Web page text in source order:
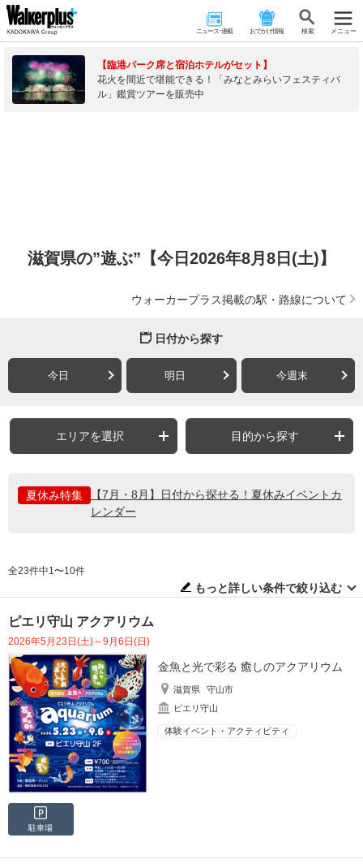
ニュース･連載 おでかけ情報 検 索 メニュー
【臨港パーク席と宿泊ホテルがセット】
花火を間近で堪能できる！「みなとみらいフェスティバ
ル」鑑賞ツアーを販売中
滋賀県の”遊ぶ”【今日2026年8月8日(土)】
ウォーカープラス掲載の駅・路線について
日付から探す
今日 明日 今週末
エリアを選択 目的から探す
夏休み特集
【7月・8月】日付から探せる！夏休みイベントカ
レンダー
全23件中1〜10件
もっと詳しい条件で絞り込む
ピエリ守山 アクアリウム
2026年5月23日(土)～9月6日(日)
金魚と光で彩る 癒しのアクアリウム
滋賀県
守山市
ピエリ守山
体験イベント・アクティビティ
駐車場